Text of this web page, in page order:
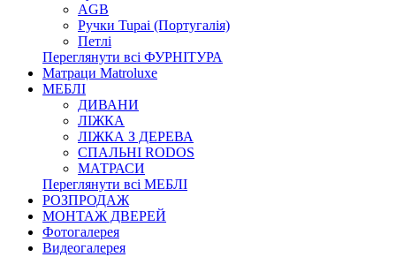
AGB
Ручки Tupai (Португалія)
Петлі
Переглянути всі ФУРНІТУРА
Матраци Matroluxe
МЕБЛІ
ДИВАНИ
ЛІЖКА
ЛІЖКА З ДЕРЕВА
СПАЛЬНІ RODOS
МАТРАСИ
Переглянути всі МЕБЛІ
РОЗПРОДАЖ
МОНТАЖ ДВЕРЕЙ
Фотогалерея
Видеогалерея